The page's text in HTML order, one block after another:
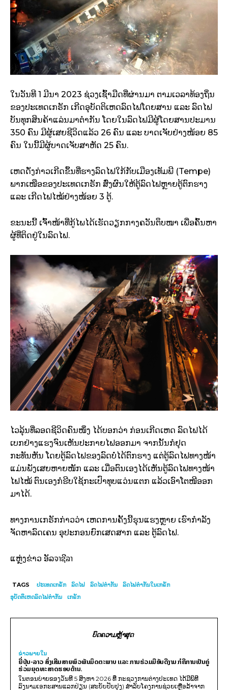
ໃນວັນທີ 1 ມີນາ 2023 ຊ່ວງເຊົ້າມືດທີ່ຜ່ານມາ ຕາມເວລາທ້ອງຖິ່ນ
ຂອງປະເທດເກຣັກ ເກີດອຸບັດຕິເຫດລົດໄຟໂດຍສານ ແລະ ລົດໄຟ
ບັນທຸກສິນຄ້າແລ່ນມາຕຳກັນ ໂດຍໃນລົດໄຟມີຜູ້ໂດຍສານປະມານ
350 ຄົນ ມີຜູ້ເສຍຊີວິດແລ້ວ 26 ຄົນ ແລະ ບາດເຈັບຢ່າງໜ້ອຍ 85
ຄົນ ໃນນີ້ມີຜູ້ບາດເຈັບສາຫັດ 25 ຄົນ.
ເຫດດັ່ງກ່າວເກີດຂຶ້ນທີ່ຮາງລົດໄຟໃກ້ກັບເມືອງເທັມພີ (Tempe)
ພາກເໜືອຂອງປະເທດເກຣັກ ສົ່ງຜົນໃຫ້ຕູ້ລົດໄຟຫຼາຍຕູ້ຕົກຮາງ
ແລະ ເກີດໄຟໄໝ້ຢ່າງໜ້ອຍ 3 ຕູ້.
ຂະນະນີ້ ເຈົ້າໜ້າທີ່ກູ້ໄພໄດ້ເຮັດວຽກກາງຄວັນຕຶບໜາ ເພື່ອຄົ້ນຫາ
ຜູ້ທີ່ຕິດຢູ່ໃນລົດໄຟ.
ໄວລຸ້ນທີ່ລອດຊີວິດຄົນໜຶ່ງ ໄດ້ບອກວ່າ ກ່ອນເກີດເຫດ ລົດໄຟໄດ້
ເບກຢ່າງແຮງຈົນເຫັນປະກາຍໄຟອອກມາ ຈາກນັ້ນກໍຢຸດ
ກະທັນຫັນ ໂດຍຕູ້ລົດໄຟຂອງລົດບໍ່ໄດ້ຕົກຮາງ ແຕ່ຕູ້ລົດໄຟທາງໜ້າ
ແມ່ນພັງເສຍຫາຍໜັກ ແລະ ເມື່ອຕົນເອງໄດ້ເຫັນຕູ້ລົດໄຟທາງໜ້າ
ໄຟໄໝ້ ຕົນເອງກໍຮີບໃຊ້ກະເປົາທຸບແວ່ນແຕກ ແລ້ວເອົາໂຕໜີອອກ
ມາໄດ້.
ທາງການເກຣັກກ່າວວ່າ ເຫດການຄັ້ງນີ້ຮຸນແຮງຫຼາຍ ເຮົາກຳລັງ
ຈັດຫາລົດເຄນ ອຸປະກອນຍົກເສດສາກ ແລະ ຕູ້ລົດໄຟ.
ແຫຼ່ງຂ່າວ ອັລຈາຊີລາ
TAGS ປະເທດເກຣັກ ລົດໄຟ ລ​ົດ​ໄຟ​ຕຳ​ກັນ
ລົດໄຟຕຳກັນໃນເກຣັກ
ອຸບັດຕິເຫດລົດໄຟຕຳກັນ
ເກ​ຣັກ
ບົດຄວາມຫຼ້າສຸດ
ຂ່າວພາຍ​ໃນ
ຍີ່ປຸ່ນ-ລາວ ສົ່ງເສີມສາຍພົວພັນມິດຕະພາບ ແລະ ການຮ່ວມມືອັນດີງາມ ກໍຄືການເປັນຄູ່
ຮ່ວມຍຸດທະສາດຮອບດ້ານ.
ໃນຕອນບ່າຍຂອງວັນທີ 5 ສິງຫາ 2026 ທີ່ ກະຊວງການຕ່າງປະເທດ ໄດ້ມີພິທີ
ລົງນາມເອກະສານແລກປ່ຽນ (ສະບັບປັບປຸງ) ສໍາລັບໂຄງການຊ່ວຍເຫຼືອລ້າຈາກ